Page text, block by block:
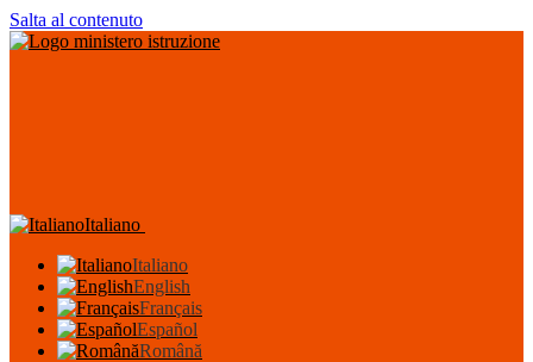
Salta al contenuto
Italiano
Italiano
English
Français
Español
Română